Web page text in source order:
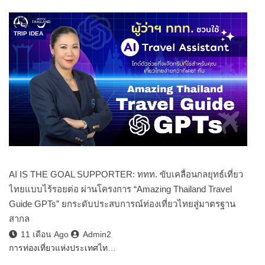
TRIP IDEA
AI IS THE GOAL SUPPORTER: ททท. ขับเคลื่อนกลยุทธ์เที่ยว
ไทยแบบไร้รอยต่อ ผ่านโครงการ “Amazing Thailand Travel
Guide GPTs” ยกระดับประสบการณ์ท่องเที่ยวไทยสู่มาตรฐาน
สากล
11 เดือน Ago
Admin2
การท่องเที่ยวแห่งประเทศไท…